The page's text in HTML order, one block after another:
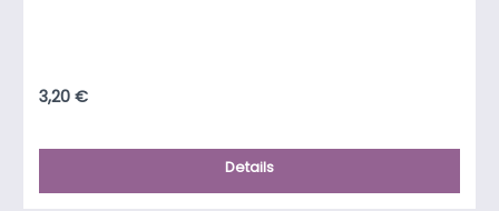
Regulärer Preis:
3,20 €
Details